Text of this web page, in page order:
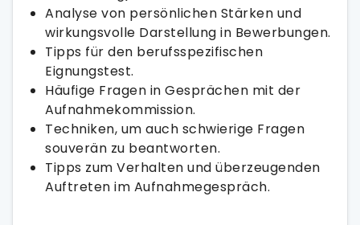
Analyse von persönlichen Stärken und
wirkungsvolle Darstellung in Bewerbungen.
Tipps für den berufsspezifischen
Eignungstest.
Häufige Fragen in Gesprächen mit der
Aufnahmekommission.
Techniken, um auch schwierige Fragen
souverän zu beantworten.
Tipps zum Verhalten und überzeugenden
Auftreten im Aufnahmegespräch.